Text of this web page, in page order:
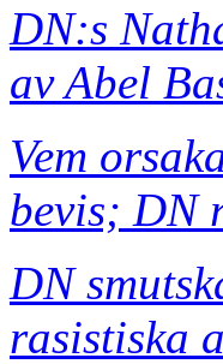
DN:s
av Abel
Vem
bevis; DN
DN
rasistiska